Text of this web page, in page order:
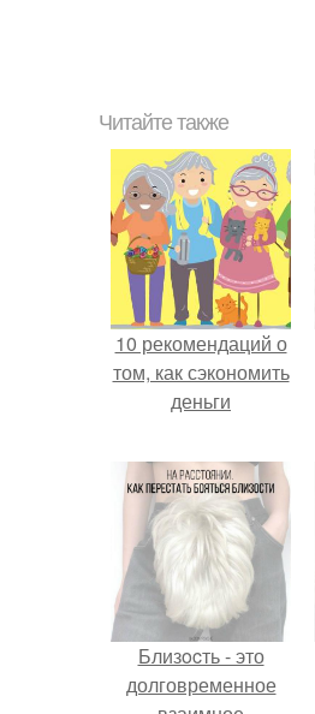
Читайте также
10 рекомендаций о
том, как сэкономить
деньги
Близocть - это
долговременное